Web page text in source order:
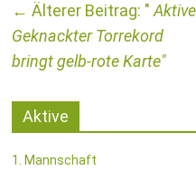
←
Geknackter Torrekord
bringt gelb-rote Karte
Aktive
1. Mannschaft